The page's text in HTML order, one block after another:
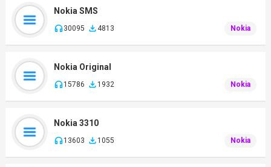
Nokia SMS
30095 4813 Nokia
Nokia Original
15786 1932 Nokia
Nokia 3310
13603 1055 Nokia